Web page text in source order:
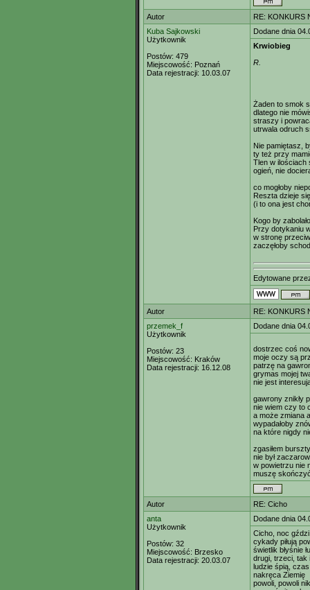
Autor
RE: KONKURS
Kuba Sajkowski
Użytkownik
Postów: 479
Miejscowość: Poznań
Data rejestracji: 10.03.07
Dodane dnia
Krwiobieg
R.
Żaden to smok
dlatego nie
straszy i
utrwala odruch
Nie pamiętasz,
ty też przy
Tlen w ilościach
ogień, nie
co mogłoby
Reszta dzieje
(i to ona jest
Kogo by
Przy dotykaniu
w stronę
zaczęłoby
Edytowane
Autor
RE: KONKURS
przemek_f
Użytkownik
Postów: 23
Miejscowość: Kraków
Data rejestracji: 16.12.08
Dodane dnia
dostrzec coś
moje oczy są
patrzę na
grymas mojej
nie jest
gawrony znikły
nie wiem czy to
a może zmiana
wypadałoby
na które nigdy
zgasiłem
nie był
w powietrzu nie
muszę
Autor
RE: Cicho
anta
Użytkownik
Postów: 32
Miejscowość: Brzesko
Data rejestracji: 20.03.07
Dodane dnia
Cicho, noc
cykady piłują
świetlik błyśnie
drugi, trzeci, tak
ludzie śpią,
nakręca Ziemię
powoli, powoli